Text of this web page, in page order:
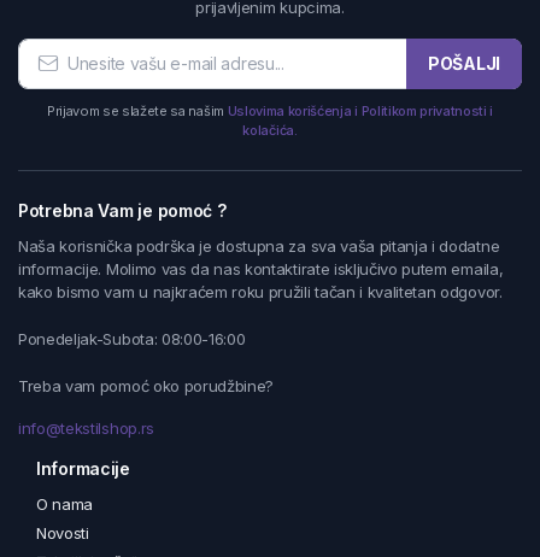
prijavljenim kupcima.
POŠALJI
Prijavom se slažete sa našim Uslovima korišćenja i Politikom privatnosti i
kolačića.
Potrebna Vam je pomoć ?
Naša korisnička podrška je dostupna za sva vaša pitanja i dodatne
informacije. Molimo vas da nas kontaktirate isključivo putem emaila,
kako bismo vam u najkraćem roku pružili tačan i kvalitetan odgovor.
Ponedeljak-Subota: 08:00-16:00
Treba vam pomoć oko porudžbine?
info@tekstilshop.rs
Informacije
O nama
Novosti